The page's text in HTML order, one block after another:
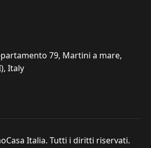
79, Martini a mare,
Italy
Italia. Tutti i diritti riservati.